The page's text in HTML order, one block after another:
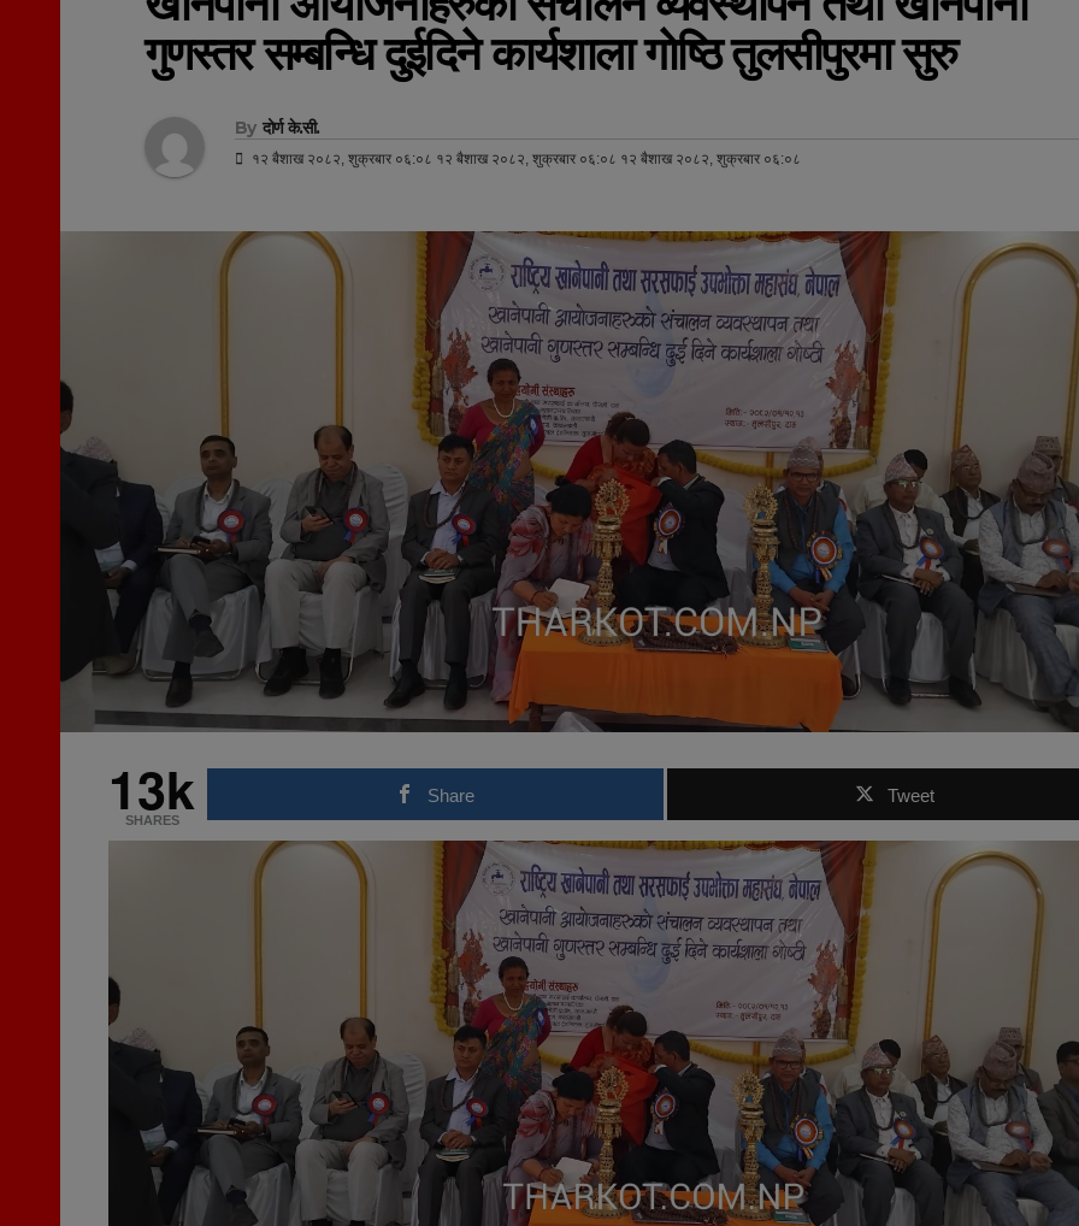
गुणस्तर सम्बन्धि दुईदिने कार्यशाला गाेष्ठि तुलसीपुरमा सुरु
By दोर्ण के.सी.
१२ बैशाख २०८२, शुक्रबार ०६:०८ १२ बैशाख २०८२, शुक्रबार ०६:०८ १२ बैशाख २०८२, शुक्रबार ०६:०८
13k
SHARES
Share Tweet